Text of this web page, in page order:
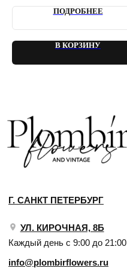
ПОДРОБНЕЕ
В КОРЗИНУ